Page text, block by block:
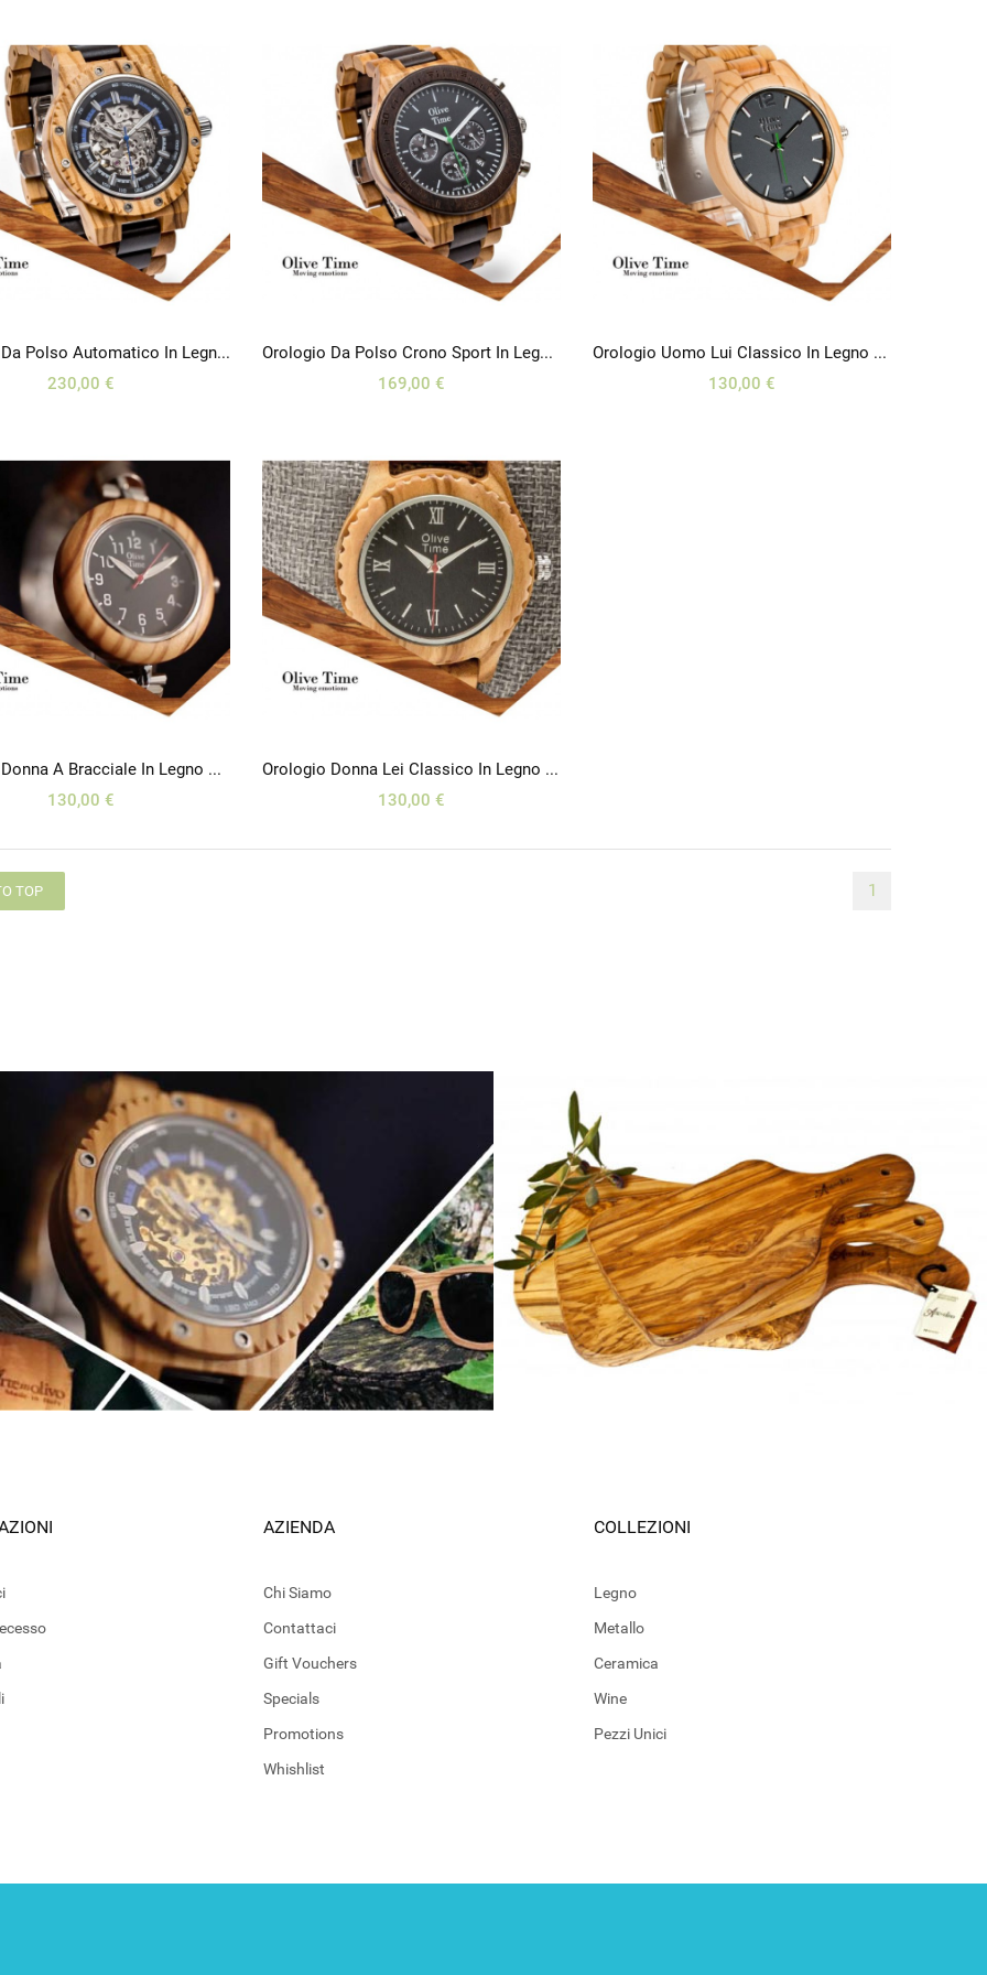
Orologio Da Polso Automatico In Legno Di Olivo E Wengé
230,00 €
Orologio Da Polso Crono Sport In Legno Di Olivo E Noce
169,00 €
Orologio Uomo Lui Classico In Legno Di Olivo 100% Italiano
130,00 €
Orologio Donna A Bracciale In Legno Di Olivo 100% Italiano
130,00 €
Orologio Donna Lei Classico In Legno Di Olivo 100% Italiano
130,00 €
TOP 1
AZIENDA
Chi Siamo
Contattaci
Gift Vouchers
Specials
Promotions
Whishlist
COLLEZIONI
Legno
Metallo
Ceramica
Wine
Pezzi Unici